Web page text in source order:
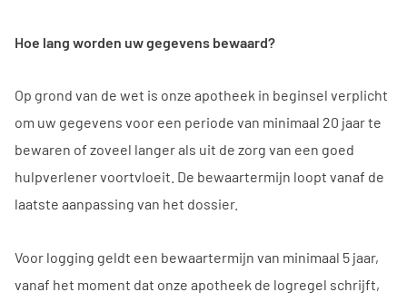
Hoe lang worden uw gegevens bewaard?
Op grond van de wet is onze apotheek in beginsel verplicht
om uw gegevens voor een periode van minimaal 20 jaar te
bewaren of zoveel langer als uit de zorg van een goed
hulpverlener voortvloeit. De bewaartermijn loopt vanaf de
laatste aanpassing van het dossier.
Voor logging geldt een bewaartermijn van minimaal 5 jaar,
vanaf het moment dat onze apotheek de logregel schrijft,